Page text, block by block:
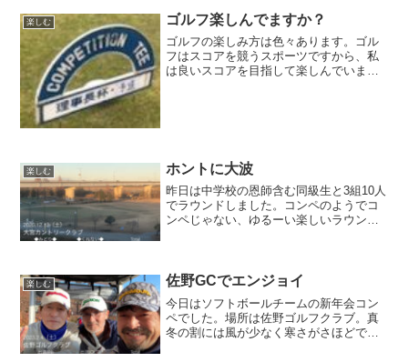
こでは7分咲き程度。3組12名の楽しいラ
ウンドでしたが難しい...
楽しむ ゴルフ楽しんでますか？
ゴルフの楽しみ方は色々あります。ゴル
フはスコアを競うスポーツですから、私
は良いスコアを目指して楽しんでいます
楽しむ ホントに大波
昨日は中学校の恩師含む同級生と3組10人
でラウンドしました。コンペのようでコ
ンペじゃない、ゆるーい楽しいラウンド
ベストのパープレ...
楽しむ 佐野GCでエンジョイ
今日はソフトボールチームの新年会コン
ペでした。場所は佐野ゴルフクラブ。真
冬の割には風が少なく寒さがさほどでも